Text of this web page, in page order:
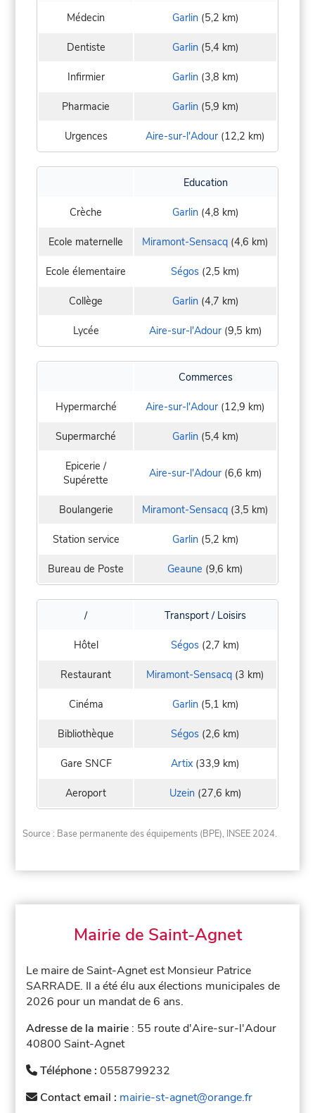
Médecin Garlin(5,2 km)
Dentiste Garlin(5,4 km)
Infirmier Garlin(3,8 km)
Pharmacie Garlin(5,9 km)
Urgences Aire-sur-l'Adour (12,2 km)
Education
Crèche Garlin(4,8 km)
Ecole maternelle Miramont-Sensacq (4,6 km)
Ecole élementaire Ségos (2,5 km)
Collège Garlin(4,7 km)
Lycée Aire-sur-l'Adour(9,5 km)
Commerces
Hypermarché Aire-sur-l'Adour (12,9 km)
Supermarché Garlin(5,4 km)
Epicerie /
Supérette
Aire-sur-l'Adour(6,6 km)
Boulangerie Miramont-Sensacq (3,5 km)
Station service Garlin(5,2 km)
Bureau de Poste Geaune (9,6 km)
/ Transport / Loisirs
Hôtel Ségos (2,7 km)
Restaurant Miramont-Sensacq (3 km)
Cinéma Garlin(5,1 km)
Bibliothèque Ségos (2,6 km)
Gare SNCF Artix (33,9 km)
Aeroport Uzein(27,6 km)
Source : Base permanente des équipements (BPE), INSEE 2024.
Mairie de Saint-Agnet
Le maire de Saint-Agnet est Monsieur Patrice
SARRADE. Il a été élu aux élections municipales de
2026 pour un mandat de 6 ans.
Adresse de la mairie : 55 route d'Aire-sur-l'Adour
40800 Saint-Agnet
Téléphone :0558799232
Contact email : mairie-st-agnet@orange.fr